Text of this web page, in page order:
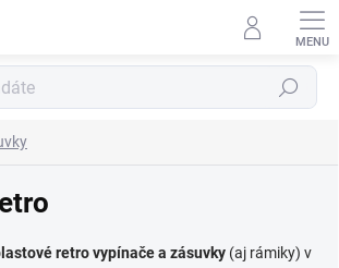
Hľadať
retro vypínače a zásuvky (aj rámiky) v